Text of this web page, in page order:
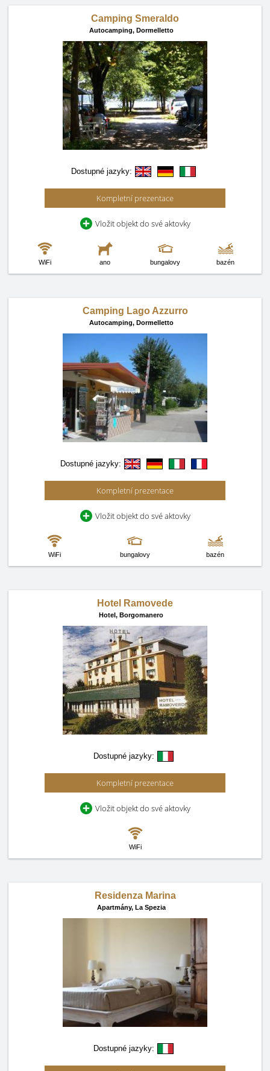
Camping Smeraldo
Autocamping, Dormelletto
Dostupné jazyky:
Kompletní prezentace
Vložit objekt do své aktovky
WiFi ano bungalovy bazén
Camping Lago Azzurro
Autocamping, Dormelletto
Dostupné jazyky:
Kompletní prezentace
Vložit objekt do své aktovky
WiFi bungalovy bazén
Hotel Ramovede
Hotel, Borgomanero
Dostupné jazyky:
Kompletní prezentace
Vložit objekt do své aktovky
WiFi
Residenza Marina
Apartmány, La Spezia
Dostupné jazyky: